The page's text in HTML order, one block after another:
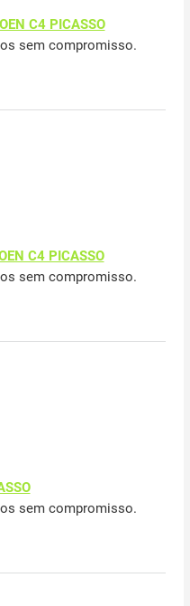
C4 PICASSO
sem compromisso.
C4 PICASSO
sem compromisso.
sem compromisso.